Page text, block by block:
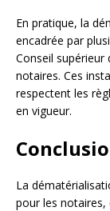
En pratique, la
encadrée par
Conseil supérieur
notaires. Ces
respectent les
en vigueur.
La
pour les notaires,